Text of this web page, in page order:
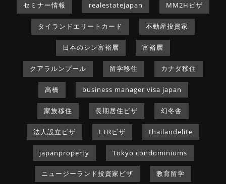
セミナー情報 realestatejapan MM2Hビザ
タイランドエリートカード 不動産投資家
日本のシン富裕層 富裕層
クアラルンプール 留学移住 カナダ移住
高橋 business manager visa japan
家族移住 長期居住ビザ 幻冬舎
法人設立ビザ LTRビザ thailandelite
japanproperty Tokyo condominiums
ニュージーランド投資家ビザ 教育留学